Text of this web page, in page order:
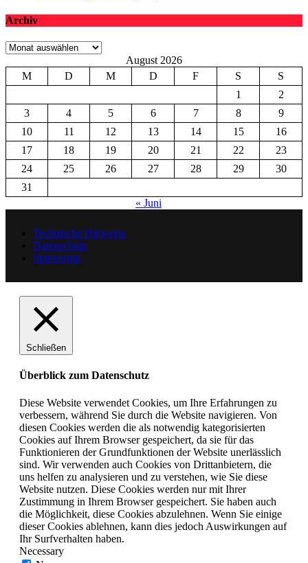
Archiv
Archiv
August 2026
M
D M D F S
S
1
2
3
4 5 6 7 8
9
10
11 12 13 14 15
16
17
18 19 20 21 22
23
24
25 26 27 28 29
30
31
« Juni
Technische Hinweise
Datenschutz
Impressum
Schließen
Überblick zum Datenschutz
Diese Website verwendet Cookies, um Ihre Erfahrungen zu
verbessern, während Sie durch die Website navigieren. Von
diesen Cookies werden die als notwendig kategorisierten
Cookies auf Ihrem Browser gespeichert, da sie für das
Funktionieren der Grundfunktionen der Website unerlässlich
sind. Wir verwenden auch Cookies von Drittanbietern, die
uns helfen zu analysieren und zu verstehen, wie Sie diese
Website nutzen. Diese Cookies werden nur mit Ihrer
Zustimmung in Ihrem Browser gespeichert. Sie haben auch
die Möglichkeit, diese Cookies abzulehnen. Wenn Sie einige
dieser Cookies ablehnen, kann dies jedoch Auswirkungen auf
Ihr Surfverhalten haben.
Necessary